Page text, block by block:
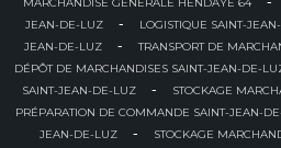
MARCHANDISE GÉNÉRALE HENDAYE 64
JEAN-DE-LUZ
- LOGISTIQUE SAINT-
JEAN-DE-LUZ
- TRANSPORT DE
DÉPÔT DE MARCHANDISES SAINT-JEAN-DE-
SAINT-JEAN-DE-LUZ
- STOCKAGE
PRÉPARATION DE COMMANDE SAINT-JEAN-
JEAN-DE-LUZ
- STOCKAGE